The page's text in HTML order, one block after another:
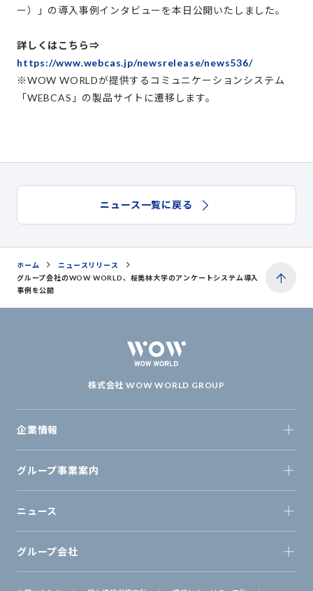
ー）」の導入事例インタビューを本日公開いたしました。
詳しくはこちら⇒
https://www.webcas.jp/newsrelease/news536/
※WOW WORLDが提供するコミュニケーションシステム
「WEBCAS」の製品サイトに遷移します。
ニュース一覧に戻る
ホーム
ニュースリリース
グループ会社のWOW WORLD、桜美林大学のアンケートシステム導入
事例を公開
株式会社 WOW WORLD GROUP
企業情報
グループ事業案内
ニュース
グループ会社